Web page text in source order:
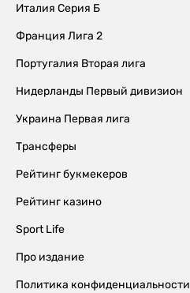
Италия Серия Б
Франция Лига 2
Португалия Вторая лига
Нидерланды Первый дивизион
Украина Первая лига
Трансферы
Рейтинг букмекеров
Рейтинг казино
Sport Life
Про издание
Политика конфиденциальности